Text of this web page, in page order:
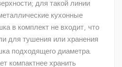
для такой линии
кухонные
в комплект не входит, что
для тушения или хранения
подходящего диаметра.
компактнее хранить